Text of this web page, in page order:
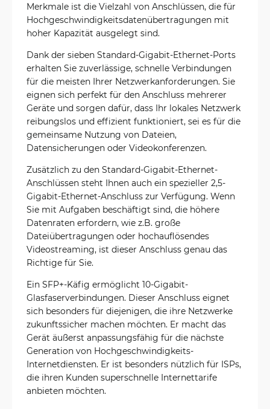
Merkmale ist die Vielzahl von Anschlüssen, die für
Hochgeschwindigkeitsdatenübertragungen mit
hoher Kapazität ausgelegt sind.
Dank der sieben Standard-Gigabit-Ethernet-Ports
erhalten Sie zuverlässige, schnelle Verbindungen
für die meisten Ihrer Netzwerkanforderungen. Sie
eignen sich perfekt für den Anschluss mehrerer
Geräte und sorgen dafür, dass Ihr lokales Netzwerk
reibungslos und effizient funktioniert, sei es für die
gemeinsame Nutzung von Dateien,
Datensicherungen oder Videokonferenzen.
Zusätzlich zu den Standard-Gigabit-Ethernet-
Anschlüssen steht Ihnen auch ein spezieller 2,5-
Gigabit-Ethernet-Anschluss zur Verfügung. Wenn
Sie mit Aufgaben beschäftigt sind, die höhere
Datenraten erfordern, wie z.B. große
Dateiübertragungen oder hochauflösendes
Videostreaming, ist dieser Anschluss genau das
Richtige für Sie.
Ein SFP+-Käfig ermöglicht 10-Gigabit-
Glasfaserverbindungen. Dieser Anschluss eignet
sich besonders für diejenigen, die ihre Netzwerke
zukunftssicher machen möchten. Er macht das
Gerät äußerst anpassungsfähig für die nächste
Generation von Hochgeschwindigkeits-
Internetdiensten. Er ist besonders nützlich für ISPs,
die ihren Kunden superschnelle Internettarife
anbieten möchten.